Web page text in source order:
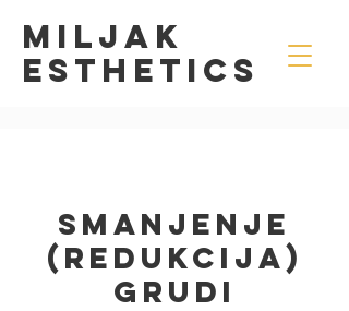
MILJAK
Esthetics
Smanjenje
(Redukcija)
Grudi